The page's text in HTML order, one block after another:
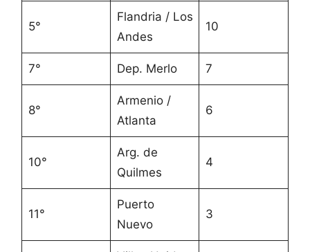
5°
Flandria / Los
Andes
10
7° Dep. Merlo 7
8°
Armenio /
Atlanta
6
10°
Arg. de
Quilmes
4
11°
Puerto
Nuevo
3